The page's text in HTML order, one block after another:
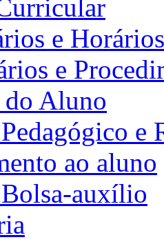
e Horários
e
Aluno
e
ao aluno
auxílio